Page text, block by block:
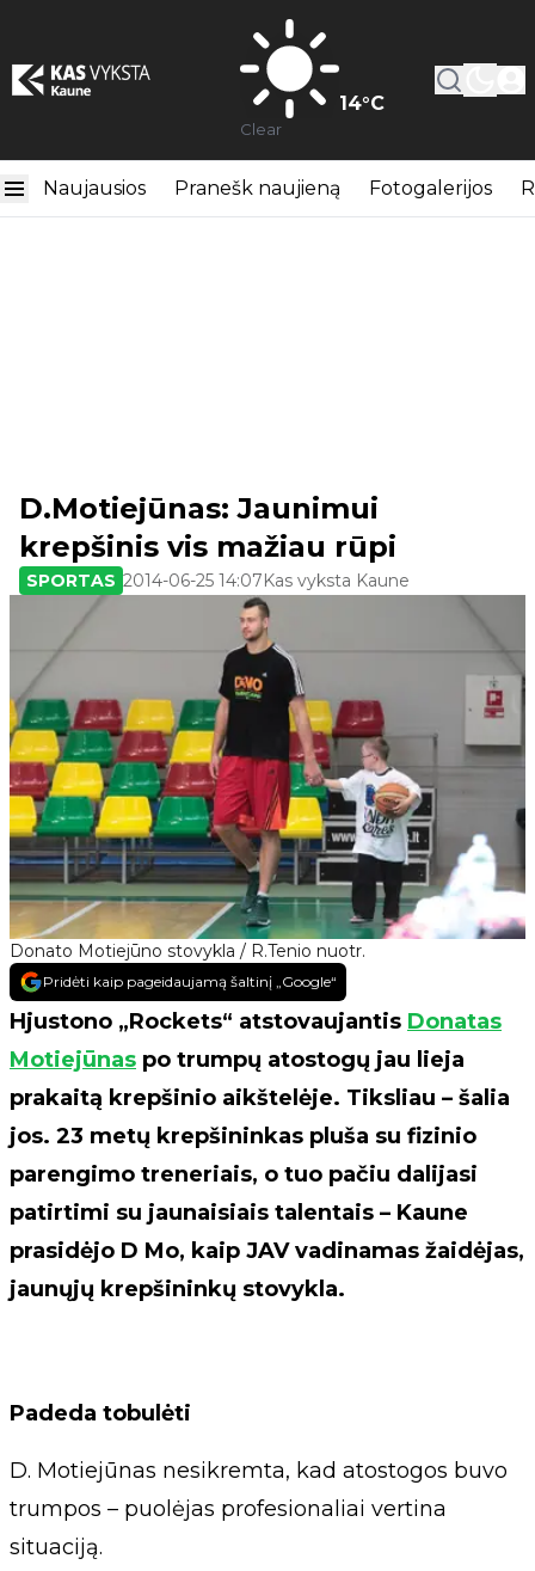
14°C
Clear
Naujausios Pranešk naujieną Fotogalerijos
Donato Motiejūno stovykla / R.Tenio nuotr.
D.Motiejūnas: Jaunimui
krepšinis vis mažiau rūpi
SPORTAS 2014-06-25 14:07Kas vyksta Kaune
Pridėti kaip pageidaujamą šaltinį „Google“
Hjustono „Rockets“ atstovaujantis Donatas
Motiejūnas po trumpų atostogų jau lieja
prakaitą krepšinio aikštelėje. Tiksliau – šalia
jos. 23 metų krepšininkas pluša su fizinio
parengimo treneriais, o tuo pačiu dalijasi
patirtimi su jaunaisiais talentais – Kaune
prasidėjo D Mo, kaip JAV vadinamas žaidėjas,
jaunųjų krepšininkų stovykla.
Padeda tobulėti
D. Motiejūnas nesikremta, kad atostogos buvo
trumpos – puolėjas profesionaliai vertina
situaciją.